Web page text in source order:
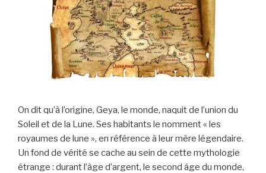
On dit qu’à l’origine, Geya, le monde, naquit de l’union du
Soleil et de la Lune. Ses habitants le nomment « les
royaumes de lune », en référence à leur mère légendaire.
Un fond de vérité se cache au sein de cette mythologie
étrange : durant l’âge d’argent, le second âge du monde,